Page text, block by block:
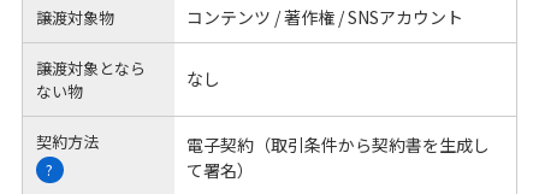
譲渡対象物 コンテンツ / 著作権 / SNSアカウント
譲渡対象となら
ない物
なし
契約方法
?
電子契約（取引条件から契約書を生成し
て署名）